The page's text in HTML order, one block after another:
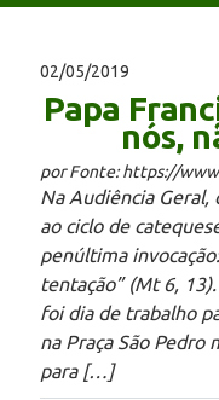
02/05/2019
Papa
nós,
por Fonte: https://
Na Audiência
ao ciclo de
penúltima
tentação” (Mt 6,
foi dia de trabalho
na Praça São
para […]